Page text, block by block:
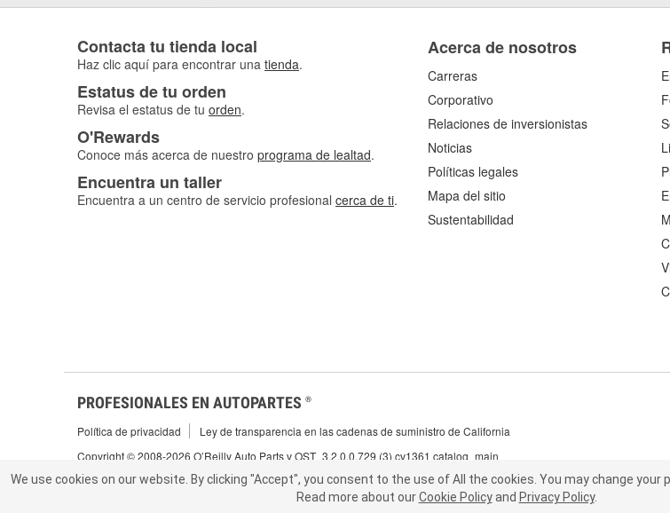
We use cookies on our website. By clicking "Accept", you consent to the use of All the cookies.You may change
about ourCookie PolicyandPrivacy Policy
Contacta tu tienda local
Haz clic aquí para encontrar una tienda.
Estatus de tu orden
Revisa el estatus de tu orden.
O'Rewards
Conoce más acerca de nuestro programa de lealtad.
Encuentra un taller
Encuentra a un centro de servicio profesional cerca de ti.
Acerca de nosotros
Carreras
Corporativo
Relaciones de inversionistas
Noticias
Políticas legales
Mapa del sitio
Sustentabilidad
PROFESIONALES EN AUTOPARTES ®
Política de privacidad
Ley de transparencia en las cadenas de suministro de California
Copyright © 2008-2026 O’Reilly Auto Parts v OST_3.2.0.0.729 (3) cv1361 catalog_main
We use cookies on our website. By clicking "Accept", you consent to the use of All the cookies. You may change your
Read more about our Cookie Policy and Privacy Policy.